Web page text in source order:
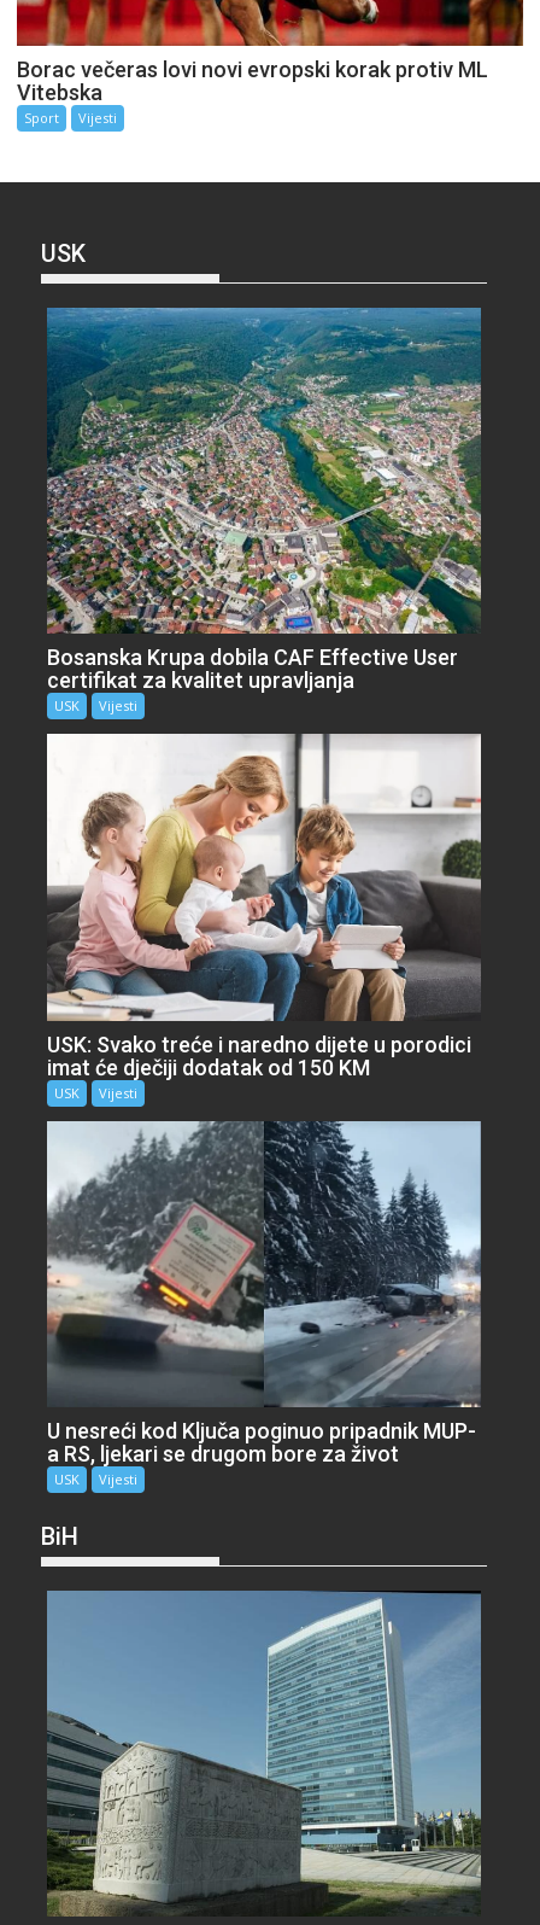
Borac večeras lovi novi evropski korak protiv ML
Vitebska
Sport Vijesti
USK
Bosanska Krupa dobila CAF Effective User
certifikat za kvalitet upravljanja
USK Vijesti
USK: Svako treće i naredno dijete u porodici
imat će dječiji dodatak od 150 KM
USK Vijesti
U nesreći kod Ključa poginuo pripadnik MUP-
a RS, ljekari se drugom bore za život
USK Vijesti
BiH